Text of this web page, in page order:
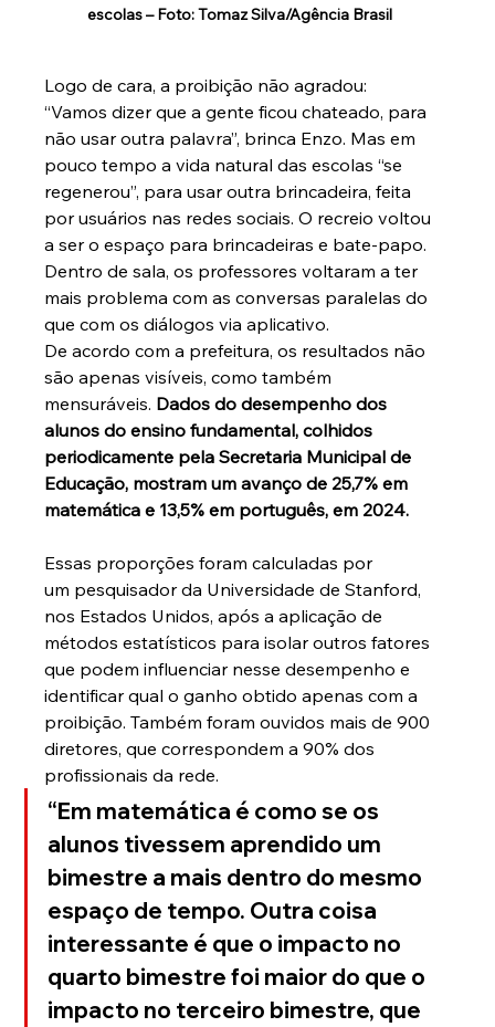
escolas – Foto: Tomaz Silva/Agência Brasil
Logo de cara, a proibição não agradou:
“Vamos dizer que a gente ficou chateado, para
não usar outra palavra”, brinca Enzo. Mas em
pouco tempo a vida natural das escolas “se
regenerou”, para usar outra brincadeira, feita
por usuários nas redes sociais. O recreio voltou
a ser o espaço para brincadeiras e bate-papo.
Dentro de sala, os professores voltaram a ter
mais problema com as conversas paralelas do
que com os diálogos via aplicativo.
De acordo com a prefeitura, os resultados não
são apenas visíveis, como também
mensuráveis. Dados do desempenho dos
alunos do ensino fundamental, colhidos
periodicamente pela Secretaria Municipal de
Educação, mostram um avanço de 25,7% em
matemática e 13,5% em português, em 2024.
Essas proporções foram calculadas por
um pesquisador da Universidade de Stanford,
nos Estados Unidos, após a aplicação de
métodos estatísticos para isolar outros fatores
que podem influenciar nesse desempenho e
identificar qual o ganho obtido apenas com a
proibição. Também foram ouvidos mais de 900
diretores, que correspondem a 90% dos
profissionais da rede.
“Em matemática é como se os
alunos tivessem aprendido um
bimestre a mais dentro do mesmo
espaço de tempo. Outra coisa
interessante é que o impacto no
quarto bimestre foi maior do que o
impacto no terceiro bimestre, que